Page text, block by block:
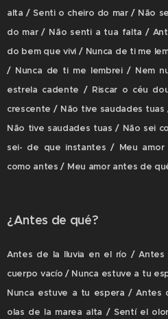
alta / Senti o cheiro do mar / Não
do mar / Não senti a tua falta /
do bem que vivi / Nunca de ti me
/ Nunca de ti me lembrei / Nem
estrela cadente / Riscar o céu
crescente / Não tive saudades
Não tive saudades tuas / Não sei
sei- de que instantes / Meu
como antes / Meu amor antes de
¿Antes de qué?
Antes de la lluvia en el río /
cuerpo vacío / Nunca estuve a tu
Nunca estuve a tu espera / Antes
olas de la marea alta / Sentí el